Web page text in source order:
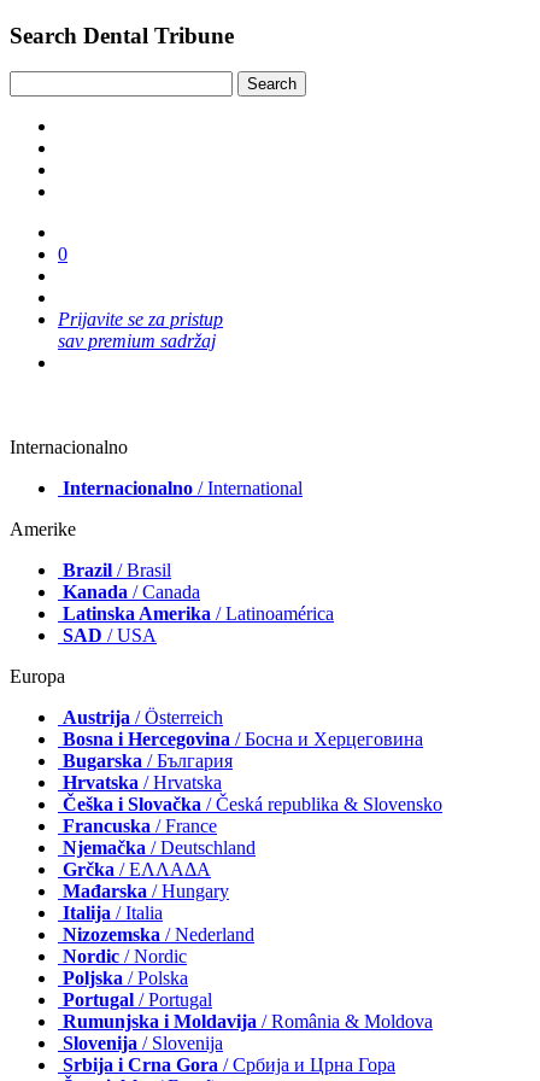
Search Dental Tribune
0
Prijavite se za pristup
sav premium sadržaj
Internacionalno
Internacionalno / International
Amerike
Brazil / Brasil
Kanada / Canada
Latinska Amerika / Latinoamérica
SAD / USA
Europa
Austrija / Österreich
Bosna i Hercegovina / Босна и Херцеговина
Bugarska / България
Hrvatska / Hrvatska
Češka i Slovačka / Česká republika & Slovensko
Francuska / France
Njemačka / Deutschland
Grčka / ΕΛΛΑΔΑ
Mađarska / Hungary
Italija / Italia
Nizozemska / Nederland
Nordic / Nordic
Poljska / Polska
Portugal / Portugal
Rumunjska i Moldavija / România & Moldova
Slovenija / Slovenija
Srbija i Crna Gora / Србија и Црна Гора